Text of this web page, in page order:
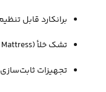
برانکارد قابل
تشک خلأ (Vacuum Mattress) برای آسیب‌های نخاعی
تجهیزات